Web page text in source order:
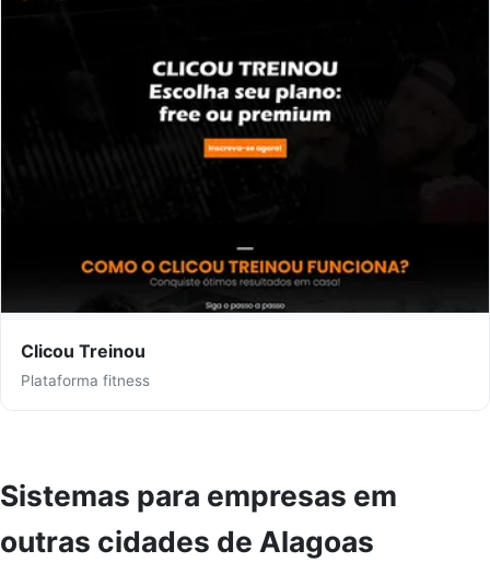
Clicou Treinou
Plataforma fitness
Sistemas para empresas em
outras cidades de Alagoas